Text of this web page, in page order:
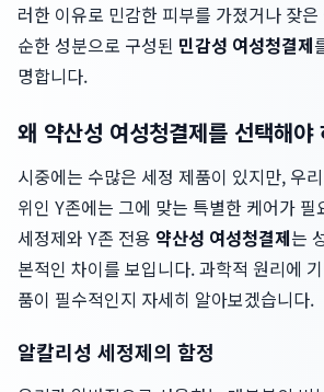
러한 이유로 민감한 피부를 가졌거나 잦
순한 성분으로 구성된 민감성 여성청결제
명합니다.
왜 약산성 여성청결제를 선택해야
시중에는 수많은 세정 제품이 있지만, 우
위인 Y존에는 그에 맞는 특별한 케어가 필
세정제와 Y존 전용 약산성 여성청결제는
본적인 차이를 보입니다. 과학적 원리에
품이 필수적인지 자세히 알아보겠습니다.
알칼리성 세정제의 함정